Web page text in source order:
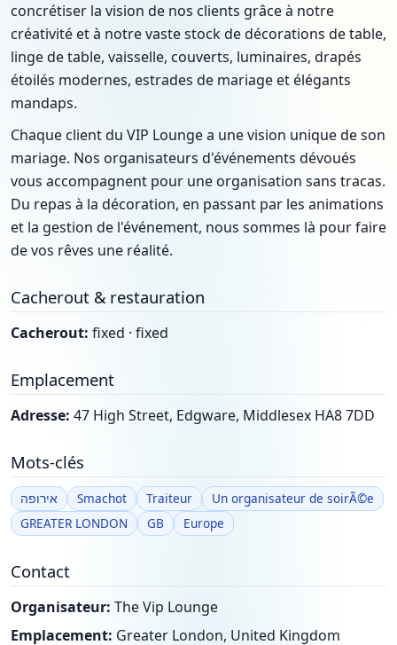
concrétiser la vision de nos clients grâce à notre
créativité et à notre vaste stock de décorations de table,
linge de table, vaisselle, couverts, luminaires, drapés
étoilés modernes, estrades de mariage et élégants
mandaps.
Chaque client du VIP Lounge a une vision unique de son
mariage. Nos organisateurs d'événements dévoués
vous accompagnent pour une organisation sans tracas.
Du repas à la décoration, en passant par les animations
et la gestion de l'événement, nous sommes là pour faire
de vos rêves une réalité.
Cacherout & restauration
Cacherout: fixed · fixed
Emplacement
Adresse: 47 High Street, Edgware, Middlesex HA8 7DD
Mots-clés
אירופה Smachot Traiteur
Un organisateur de soirÃ©e
GREATER LONDON
GB Europe
Contact
Organisateur: The Vip Lounge
Emplacement: Greater London, United Kingdom